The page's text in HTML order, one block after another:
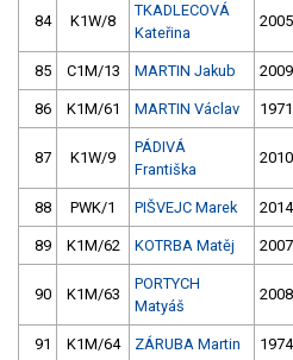
84 K1W/8
TKADLECOVÁ
Kateřina
2005
85 C1M/13 MARTIN Jakub 2009
86 K1M/61 MARTIN Václav 1971
87 K1W/9
PÁDIVÁ
Františka
2010
88 PWK/1 PIŠVEJC Marek 2014
89 K1M/62 KOTRBA Matěj 2007
90 K1M/63
PORTYCH
Matyáš
2008
91 K1M/64 ZÁRUBA Martin 1974